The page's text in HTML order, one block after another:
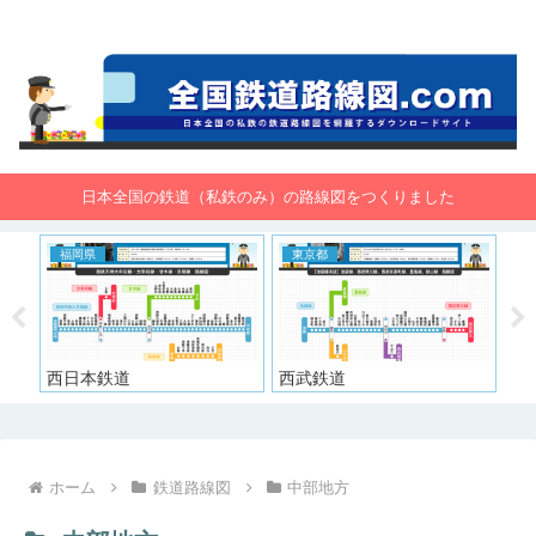
日本全国の鉄道（私鉄のみ）の路線図をつくりました
鉄道路線図 東京都
ホーム 鉄道路線図 中部地方